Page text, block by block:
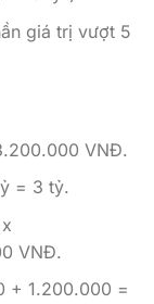
giá trị vượt 5
VNĐ.
= 3 tỷ.
VNĐ.
+ 1.200.000 =